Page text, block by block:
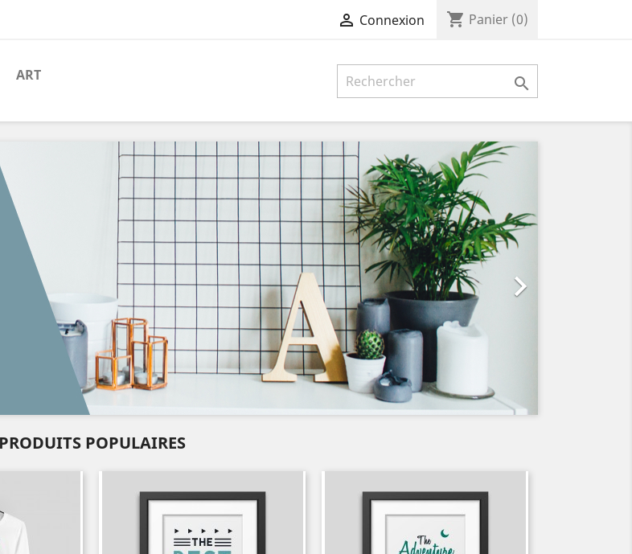
 Connexion shopping_cart Panier (0)
ART 

Suivant
PRODUITS POPULAIRES